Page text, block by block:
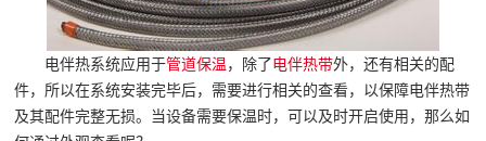
电伴热系统应用于管道保温，除了电伴热带外，还有相关的配
件，所以在系统安装完毕后，需要进行相关的查看，以保障电伴热带
及其配件完整无损。当设备需要保温时，可以及时开启使用，那么如